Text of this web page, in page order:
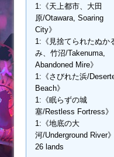
1:《天上都市、大田
原/Otawara, Soaring
City》
1:《見捨てられたぬか
み、竹沼/Takenuma,
Abandoned Mire》
1:《さびれた浜/
Beach》
1:《眠らずの城
塞/Restless Fortress》
1:《地底の大
河/Underground River》
26 lands